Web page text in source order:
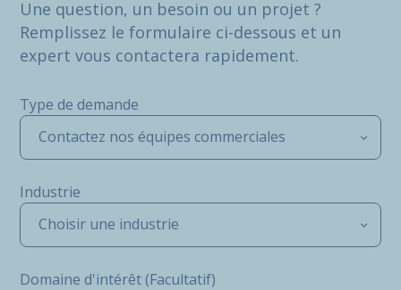
Une question, un besoin ou un projet ?
Remplissez le formulaire ci-dessous et un
expert vous contactera rapidement.
Type de demande
Contactez nos équipes commerciales
Industrie
Choisir une industrie
Domaine d'intérêt (Facultatif)